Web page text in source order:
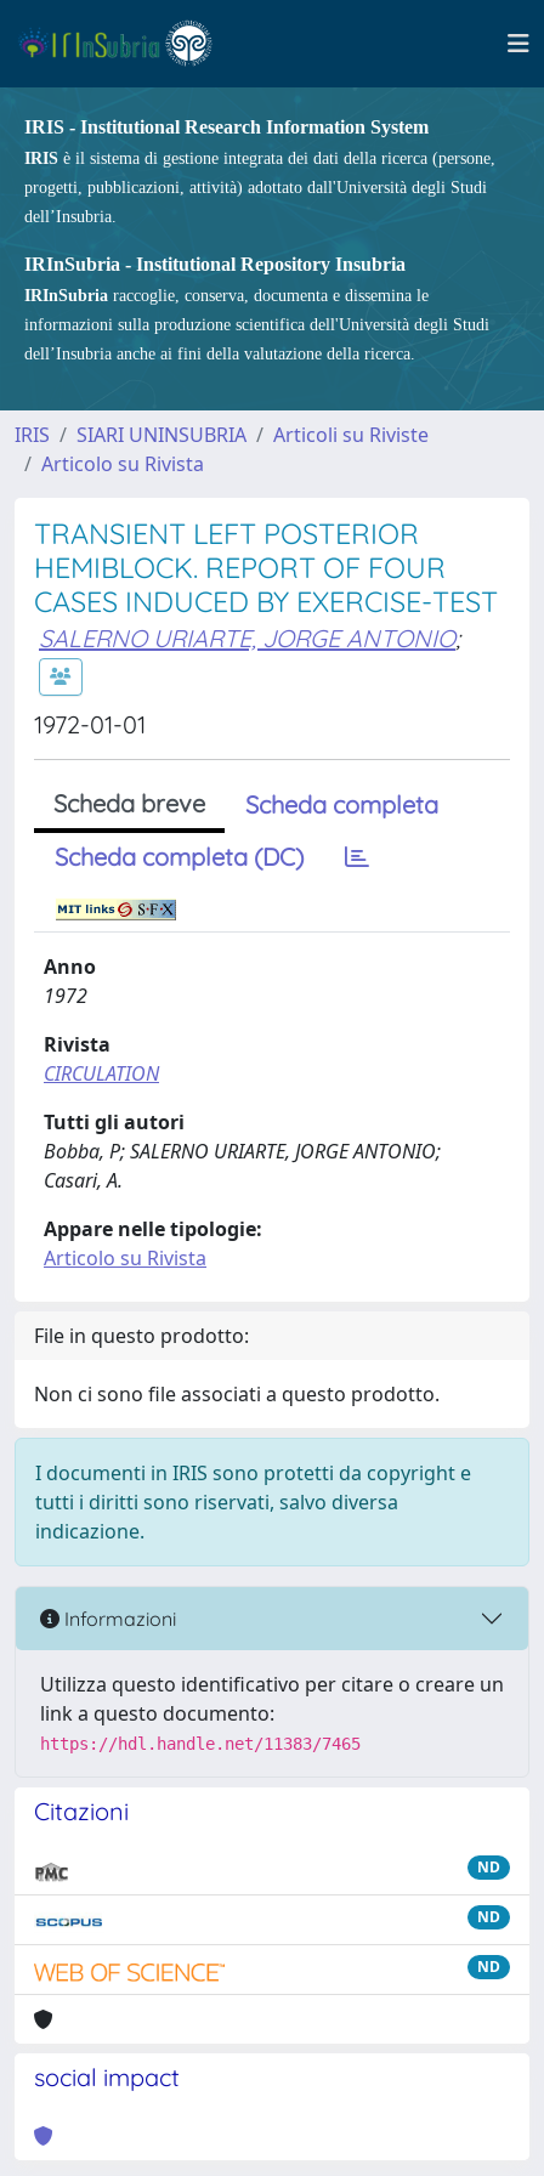
IRIS - Institutional Research Information System
IRIS è il sistema di gestione integrata dei dati della ricerca (persone,
progetti, pubblicazioni, attività) adottato dall'Università degli Studi
dell’Insubria.
IRInSubria - Institutional Repository Insubria
IRInSubria raccoglie, conserva, documenta e dissemina le
informazioni sulla produzione scientifica dell'Università degli Studi
dell’Insubria anche ai fini della valutazione della ricerca.
IRIS SIARI UNINSUBRIA
Articoli su Riviste
Articolo su Rivista
TRANSIENT LEFT POSTERIOR
HEMIBLOCK. REPORT OF FOUR
CASES INDUCED BY EXERCISE-TEST
SALERNO URIARTE, JORGE ANTONIO;
1972-01-01
Scheda breve
Scheda completa
Scheda completa (DC)
Anno
1972
Rivista
CIRCULATION
Tutti gli autori
Bobba, P; SALERNO URIARTE, JORGE ANTONIO;
Casari, A.
Appare nelle tipologie:
Articolo su Rivista
File in questo prodotto:
Non ci sono file associati a questo prodotto.
I documenti in IRIS sono protetti da copyright e
tutti i diritti sono riservati, salvo diversa
indicazione.
Informazioni
Utilizza questo identificativo per citare o creare un
link a questo documento:
https://hdl.handle.net/11383/7465
Citazioni
ND
ND
ND
social impact